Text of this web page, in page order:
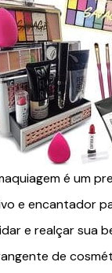
é um
e encantador
e realçar sua
de